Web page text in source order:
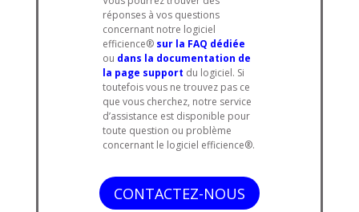
réponses à vos questions
concernant notre logiciel
efficience® sur la FAQ dédiée
ou dans la documentation de
la page support du logiciel. Si
toutefois vous ne trouvez pas ce
que vous cherchez, notre service
d’assistance est disponible pour
toute question ou problème
concernant le logiciel efficience®.
CONTACTEZ-NOUS